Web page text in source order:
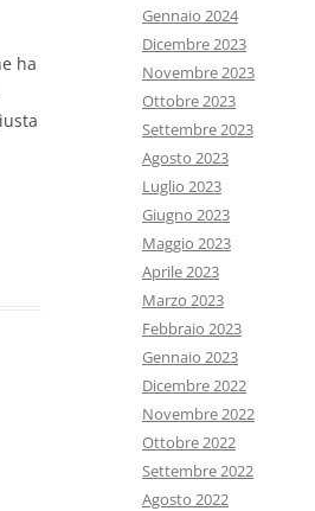
ha
Gennaio 2024
Dicembre 2023
Novembre 2023
Ottobre 2023
Settembre 2023
Agosto 2023
Luglio 2023
Giugno 2023
Maggio 2023
Aprile 2023
Marzo 2023
Febbraio 2023
Gennaio 2023
Dicembre 2022
Novembre 2022
Ottobre 2022
Settembre 2022
Agosto 2022